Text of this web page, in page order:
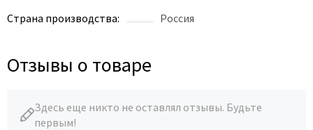
Страна производства:
Россия
Отзывы о товаре
Здесь еще никто не оставлял отзывы. Будьте
первым!